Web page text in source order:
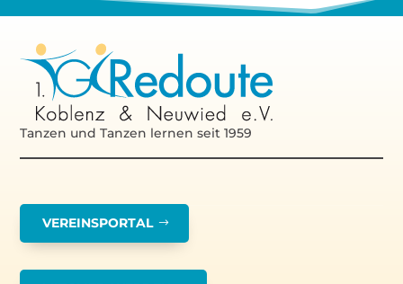
Tanzen und Tanzen lernen seit 1959
VEREINSPORTAL